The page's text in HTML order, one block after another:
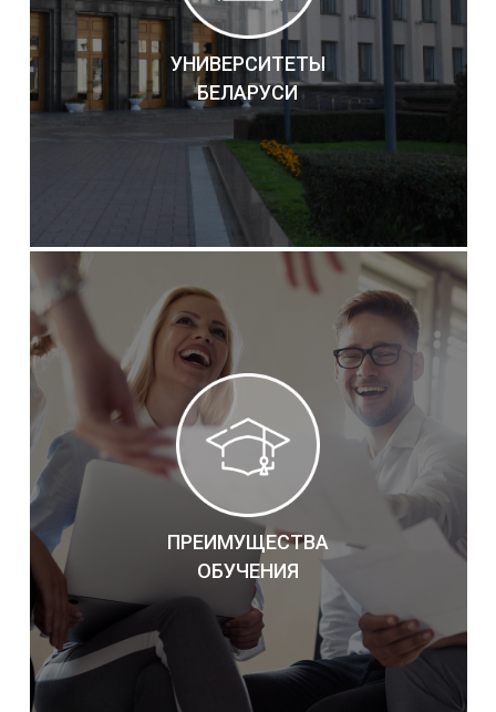
УНИВЕРСИТЕТЫ
БЕЛАРУСИ
ПРЕИМУЩЕСТВА
ОБУЧЕНИЯ